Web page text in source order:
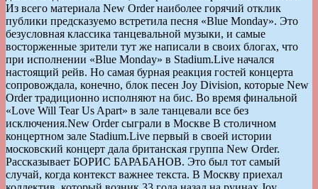
Из всего материала New Order наиболее горячий отклик
публики предсказуемо встретила песня «Blue Monday». Это
безусловная классика танцевальной музыки, и самые
восторженные зрители тут же написали в своих блогах, что
при исполнении «Blue Monday» в Stadium.Live начался
настоящий рейв. Но самая бурная реакция гостей концерта
сопровождала, конечно, блок песен Joy Division, которые New
Order традиционно исполняют на бис. Во время финальной
«Love Will Tear Us Apart» в зале танцевали все без
исключения.New Order сыграли в Москве В столичном
концертном зале Stadium.Live первый в своей истории
московский концерт дала британская группа New Order.
Рассказывает БОРИС БАРАБАНОВ. Это был тот самый
случай, когда контекст важнее текста. В Москву приехал